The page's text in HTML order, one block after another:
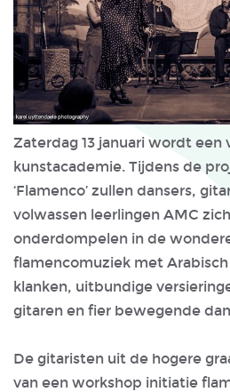
Zaterdag 13 januari wordt een
kunstacademie. Tijdens de
‘Flamenco’ zullen dansers,
volwassen leerlingen AMC
onderdompelen in de
flamencomuziek met
klanken, uitbundige
gitaren en fier bewegende
De gitaristen uit de hogere
van een workshop initiatie